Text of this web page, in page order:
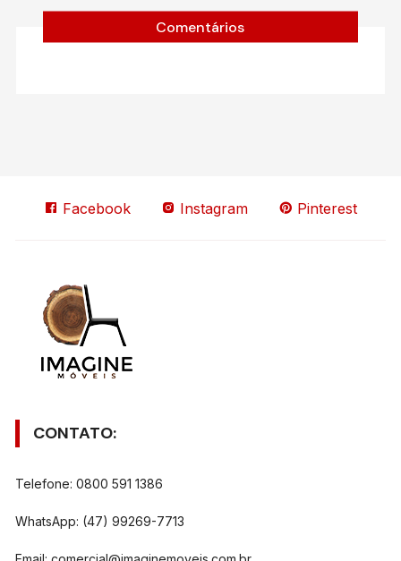
Comentários
Facebook Instagram Pinterest
CONTATO:
Telefone: 0800 591 1386
WhatsApp: (47) 99269-7713